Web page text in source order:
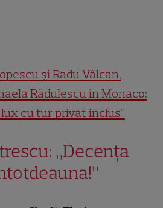
și Radu Vâlcan,
Rădulescu în Monaco:
cu tur privat inclus”
„Decența